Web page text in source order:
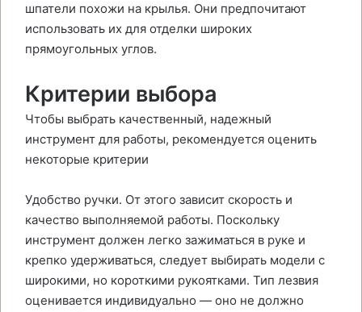
шпатели похожи на крылья. Они предпочитают
использовать их для отделки широких
прямоугольных углов.
Критерии выбора
Чтобы выбрать качественный, надежный
инструмент для работы, рекомендуется оценить
некоторые критерии
Удобство ручки. От этого зависит скорость и
качество выполняемой работы. Поскольку
инструмент должен легко зажиматься в руке и
крепко удерживаться, следует выбирать модели с
широкими, но короткими рукоятками. Тип лезвия
оценивается индивидуально — оно не должно